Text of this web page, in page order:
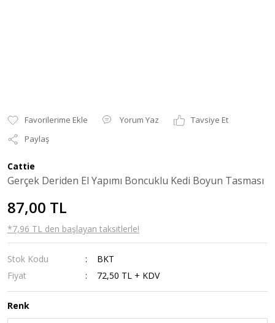
Yorum Yaz
Tavsiye Et
Paylaş
Cattie
Gerçek Deriden El Yapımı Boncuklu Kedi Boyun Tasması
87,00 TL
*7,96 TL den başlayan taksitlerle!
Stok Kodu
BKT
Fiyat
72,50 TL + KDV
Renk